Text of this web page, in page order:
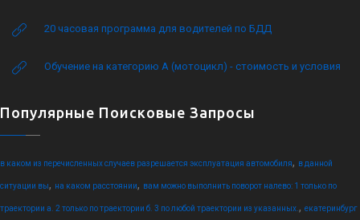
20 часовая программа для водителей по БДД
Обучение на категорию А (мотоцикл) - стоимость и условия
Популярные Поисковые Запросы
в каком из перечисленных случаев разрешается эксплуатация автомобиля, в данной
ситуации вы, на каком расстоянии, вам можно выполнить поворот налево: 1 только по
траектории а. 2 только по траектории б. 3 по любой траектории из указанных. , екатеринбург